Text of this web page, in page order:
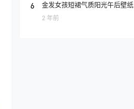
6 金发女孩短裙气质阳光午后壁纸
2 年前